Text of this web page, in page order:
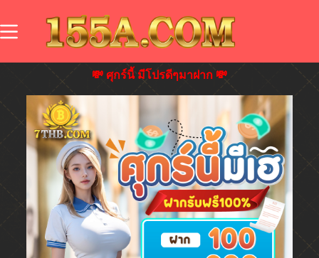
💸 ศุกร์นี้ มีโปรดีๆมาฝาก 💸